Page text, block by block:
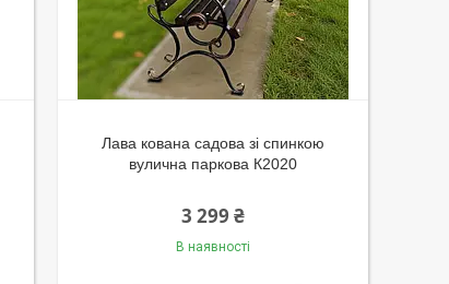
Лава кована садова зі спинкою
вулична паркова К2020
3 299 ₴
В наявності